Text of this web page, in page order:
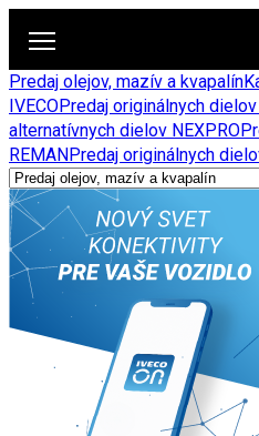
Predaj olejov, mazív a kvapalín
IVECOPredaj originálnych dielov
alternatívnych dielov NEXPRO
REMANPredaj originálnych